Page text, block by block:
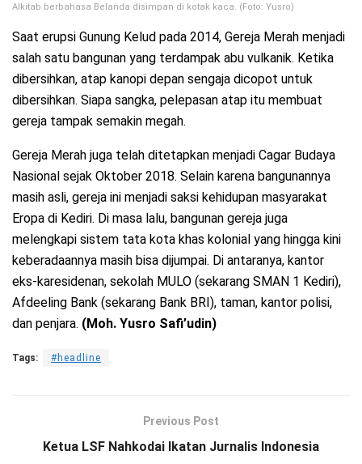
Alkitab berbahasa Belanda disimpan di kotak kaca. (Foto: Yusro)
Saat erupsi Gunung Kelud pada 2014, Gereja Merah menjadi
salah satu bangunan yang terdampak abu vulkanik. Ketika
dibersihkan, atap kanopi depan sengaja dicopot untuk
dibersihkan. Siapa sangka, pelepasan atap itu membuat
gereja tampak semakin megah.
Gereja Merah juga telah ditetapkan menjadi Cagar Budaya
Nasional sejak Oktober 2018. Selain karena bangunannya
masih asli, gereja ini menjadi saksi kehidupan masyarakat
Eropa di Kediri. Di masa lalu, bangunan gereja juga
melengkapi sistem tata kota khas kolonial yang hingga kini
keberadaannya masih bisa dijumpai. Di antaranya, kantor
eks-karesidenan, sekolah MULO (sekarang SMAN 1 Kediri),
Afdeeling Bank (sekarang Bank BRI), taman, kantor polisi,
dan penjara. (Moh. Yusro Safi’udin)
Tags: #headline
Previous Post
Ketua LSF Nahkodai Ikatan Jurnalis Indonesia